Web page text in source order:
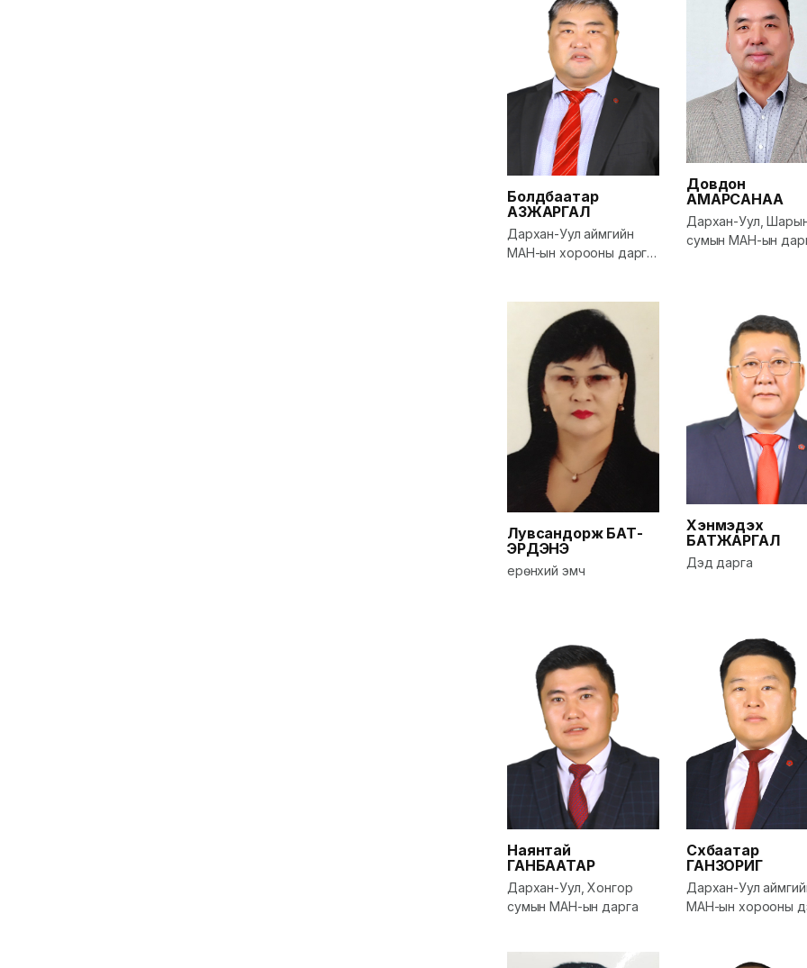
Болдбаатар
АЗЖАРГАЛ
Дархан-Уул аймгийн
МАН-ын хорооны дарга,
Довдон
АМАРСАНАА
Дархан-Уул,
сумын МАН-ын
Лувсандорж БАТ-
ЭРДЭНЭ
ерөнхий эмч
Хэнмэдэх
БАТЖАРГАЛ
Дэд дарга
Наянтай
ГАНБААТАР
Дархан-Уул, Хонгор
сумын МАН-ын дарга
Сүхбаатар
ГАНЗОРИГ
Дархан-Уул
МАН-ын хорооны